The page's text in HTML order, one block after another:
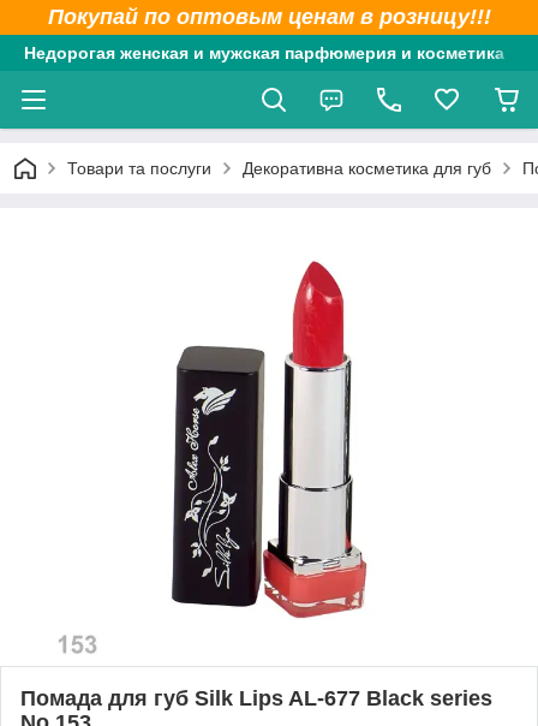
Покупай по оптовым ценам в розницу!!!
Недорогая женская и мужская парфюмерия и косметика
Товари та послуги Декоративна косметика для губ
Помада для губ Silk Lips AL-677 Black series